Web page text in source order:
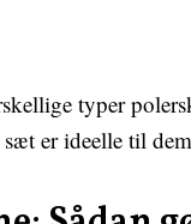
typer
sæt er ideelle til